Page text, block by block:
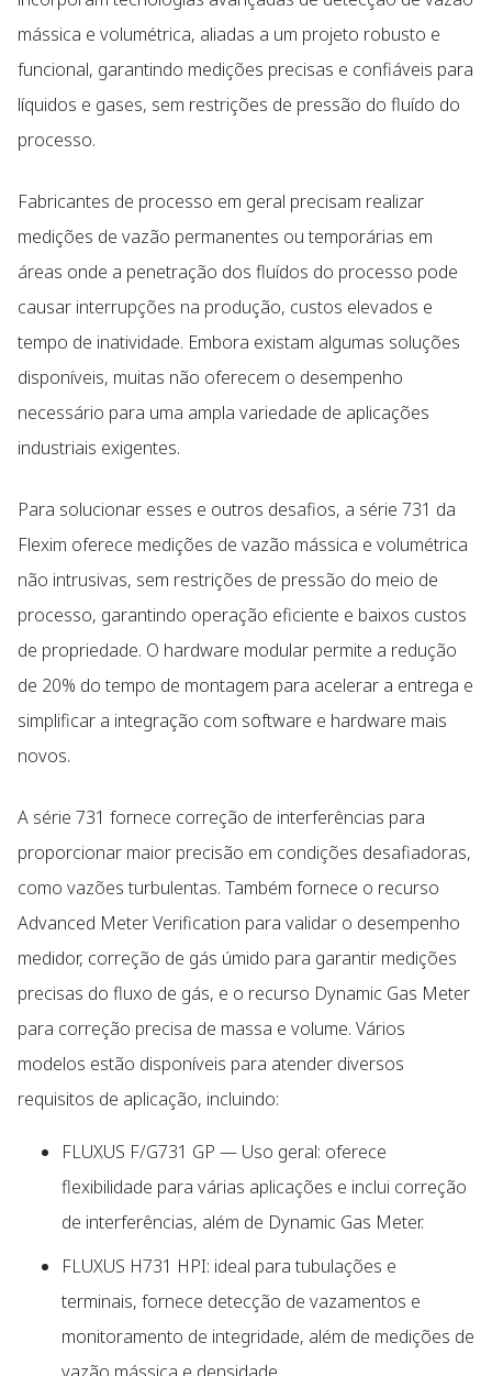
mássica e volumétrica, aliadas a um projeto robusto e
funcional, garantindo medições precisas e confiáveis para
líquidos e gases, sem restrições de pressão do fluído do
processo.
Fabricantes de processo em geral precisam realizar
medições de vazão permanentes ou temporárias em
áreas onde a penetração dos fluídos do processo pode
causar interrupções na produção, custos elevados e
tempo de inatividade. Embora existam algumas soluções
disponíveis, muitas não oferecem o desempenho
necessário para uma ampla variedade de aplicações
industriais exigentes.
Para solucionar esses e outros desafios, a série 731 da
Flexim oferece medições de vazão mássica e volumétrica
não intrusivas, sem restrições de pressão do meio de
processo, garantindo operação eficiente e baixos custos
de propriedade. O hardware modular permite a redução
de 20% do tempo de montagem para acelerar a entrega e
simplificar a integração com software e hardware mais
novos.
A série 731 fornece correção de interferências para
proporcionar maior precisão em condições desafiadoras,
como vazões turbulentas. Também fornece o recurso
Advanced Meter Verification para validar o desempenho
medidor, correção de gás úmido para garantir medições
precisas do fluxo de gás, e o recurso Dynamic Gas Meter
para correção precisa de massa e volume. Vários
modelos estão disponíveis para atender diversos
requisitos de aplicação, incluindo:
FLUXUS F/G731 GP — Uso geral: oferece
flexibilidade para várias aplicações e inclui correção
de interferências, além de Dynamic Gas Meter.
FLUXUS H731 HPI: ideal para tubulações e
terminais, fornece detecção de vazamentos e
monitoramento de integridade, além de medições de